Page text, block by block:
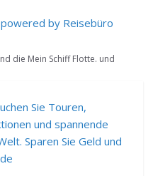
die Mein Schiff Flotte. und